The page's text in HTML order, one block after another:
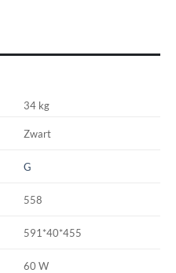
34 kg
Zwart
G
558
591*40*455
60 W